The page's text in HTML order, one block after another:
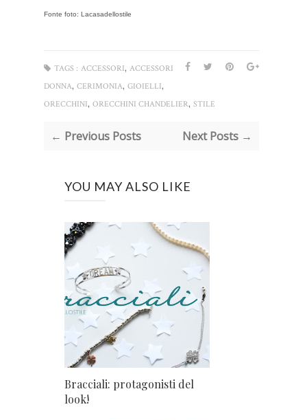
Fonte foto: Lacasadellostile
TAGS : ACCESSORI, ACCESSORI
DONNA, CERIMONIA, GIOIELLI,
ORECCHINI, ORECCHINI CHANDELIER, STILE
← Previous Posts Next Posts →
YOU MAY ALSO LIKE
Bracciali: protagonisti del
look!